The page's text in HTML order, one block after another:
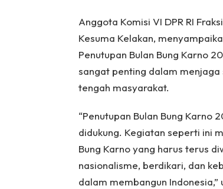
Anggota Komisi VI DPR RI
Kesuma Kelakan,
Penutupan Bulan Bung Karno
sangat penting dalam
tengah masyarakat.
“Penutupan Bulan Bung
didukung. Kegiatan seperti ini
Bung Karno yang harus terus
nasionalisme, berdikari, dan
dalam membangun Indonesia,”